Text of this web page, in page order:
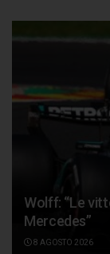
Wolff: “Le
Mercedes”
8 AGOSTO 2026